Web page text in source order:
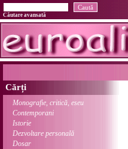
Căutare avansată
Cărți
Monografie, critică, eseu
Contemporani
Istorie
Dezvoltare personală
Dosar